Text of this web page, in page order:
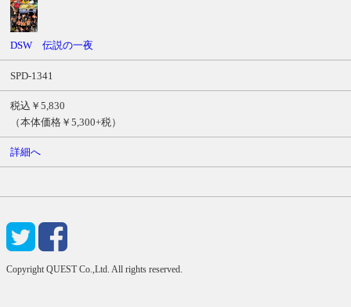
DSW 伝説の一夜
SPD-1341
税込￥5,830
（本体価格￥5,300+税）
詳細へ
Copyright QUEST Co.,Ltd. All rights reserved.